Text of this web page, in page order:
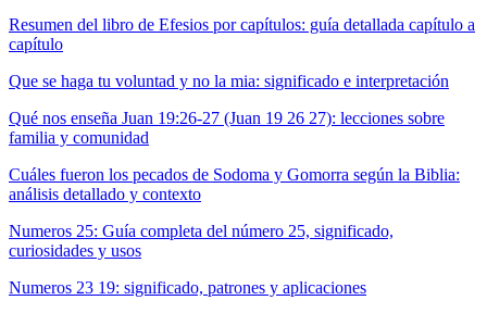
Resumen del libro de Efesios por capítulos: guía detallada capítulo a
capítulo
Que se haga tu voluntad y no la mia: significado e interpretación
Qué nos enseña Juan 19:26-27 (Juan 19 26 27): lecciones sobre
familia y comunidad
Cuáles fueron los pecados de Sodoma y Gomorra según la Biblia:
análisis detallado y contexto
Numeros 25: Guía completa del número 25, significado,
curiosidades y usos
Numeros 23 19: significado, patrones y aplicaciones